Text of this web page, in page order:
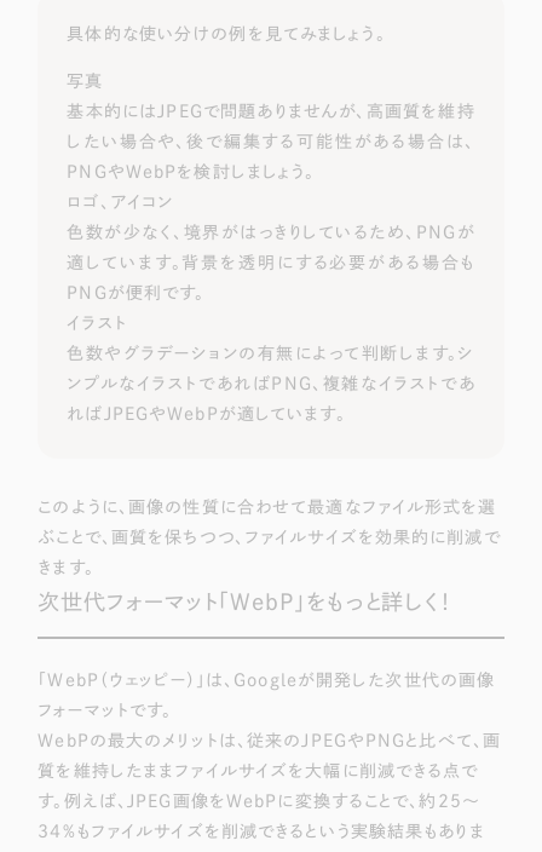
具体的な使い分けの例を見てみましょう。
写真
基本的にはJPEGで問題ありませんが、高画質を維持
したい場合や、後で編集する可能性がある場合は、
PNGやWebPを検討しましょう。
ロゴ、アイコン
色数が少なく、境界がはっきりしているため、PNGが
適しています。背景を透明にする必要がある場合も
PNGが便利です。
イラスト
色数やグラデーションの有無によって判断します。シ
ンプルなイラストであればPNG、複雑なイラストであ
ればJPEGやWebPが適しています。
このように、画像の性質に合わせて最適なファイル形式を選
ぶことで、画質を保ちつつ、ファイルサイズを効果的に削減で
きます。
次世代フォーマット「WebP」をもっと詳しく！
「WebP（ウェッピー）」は、Googleが開発した次世代の画像
フォーマットです。
WebPの最大のメリットは、従来のJPEGやPNGと比べて、画
質を維持したままファイルサイズを大幅に削減できる点で
す。例えば、JPEG画像をWebPに変換することで、約25～
34%もファイルサイズを削減できるという実験結果もありま